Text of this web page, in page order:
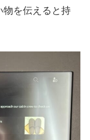
物を伝えると持